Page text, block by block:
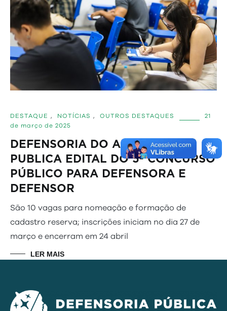
DESTAQUE , NOTÍCIAS , OUTROS DESTAQUES
21
de março de 2025
DEFENSORIA DO AMAZONAS
PUBLICA EDITAL DO 5º CONCURSO
PÚBLICO PARA DEFENSORA E
DEFENSOR
São 10 vagas para nomeação e formação de
cadastro reserva; inscrições iniciam no dia 27 de
março e encerram em 24 abril
LER MAIS